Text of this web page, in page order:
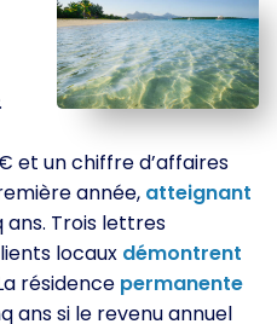
.
et un chiffre d’affaires
année, atteignant
ans. Trois lettres
locaux démontrent
résidence permanente
ans si le revenu annuel